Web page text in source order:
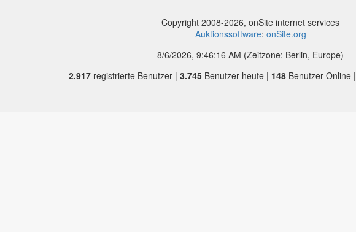
Copyright 2008-2026, onSite internet services
Auktionssoftware: onSite.org
8/6/2026, 9:46:16 AM (Zeitzone: Berlin, Europe)
2.917 registrierte Benutzer | 3.745 Benutzer heute | 148 Benutzer Online |